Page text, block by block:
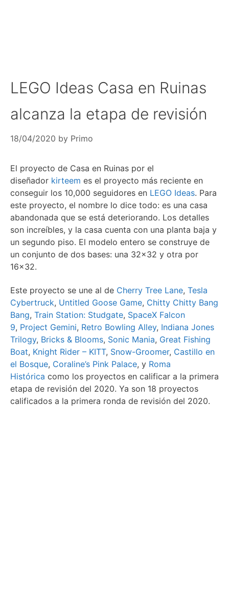
LEGO Ideas Casa en Ruinas
alcanza la etapa de revisión
18/04/2020 by Primo
El proyecto de Casa en Ruinas por el
diseñador kirteem es el proyecto más reciente en
conseguir los 10,000 seguidores en LEGO Ideas. Para
este proyecto, el nombre lo dice todo: es una casa
abandonada que se está deteriorando. Los detalles
son increíbles, y la casa cuenta con una planta baja y
un segundo piso. El modelo entero se construye de
un conjunto de dos bases: una 32×32 y otra por
16×32.
Este proyecto se une al de Cherry Tree Lane, Tesla
Cybertruck, Untitled Goose Game, Chitty Chitty Bang
Bang, Train Station: Studgate, SpaceX Falcon
9, Project Gemini, Retro Bowling Alley, Indiana Jones
Trilogy, Bricks & Blooms, Sonic Mania, Great Fishing
Boat, Knight Rider – KITT, Snow-Groomer, Castillo en
el Bosque, Coraline’s Pink Palace, y Roma
Histórica como los proyectos en calificar a la primera
etapa de revisión del 2020. Ya son 18 proyectos
calificados a la primera ronda de revisión del 2020.